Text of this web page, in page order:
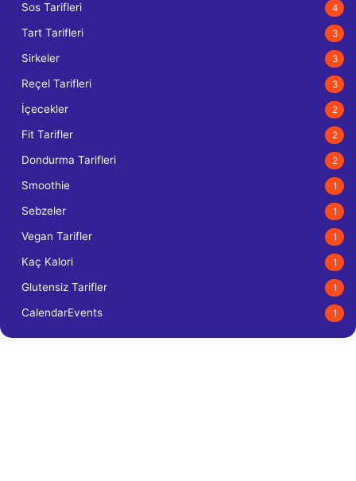
Sos Tarifleri 4
Tart Tarifleri 3
Sirkeler 3
Reçel Tarifleri 3
İçecekler 2
Fit Tarifler 2
Dondurma Tarifleri 2
Smoothie 1
Sebzeler 1
Vegan Tarifler 1
Kaç Kalori 1
Glutensiz Tarifler 1
CalendarEvents 1